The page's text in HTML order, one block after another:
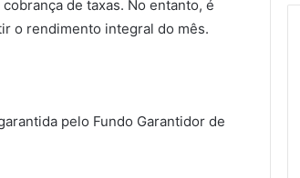
de taxas. No entanto, é
o rendimento integral do mês.
pelo Fundo Garantidor de